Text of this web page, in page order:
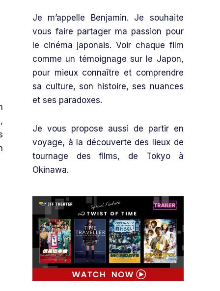
Je m’appelle Benjamin. Je souhaite
vous faire partager ma passion pour
le cinéma japonais. Voir chaque film
comme un témoignage sur le Japon,
pour mieux connaître et comprendre
sa culture, son histoire, ses nuances
et ses paradoxes.
Je vous propose aussi de partir en
voyage, à la découverte des lieux de
tournage des films, de Tokyo à
Okinawa.